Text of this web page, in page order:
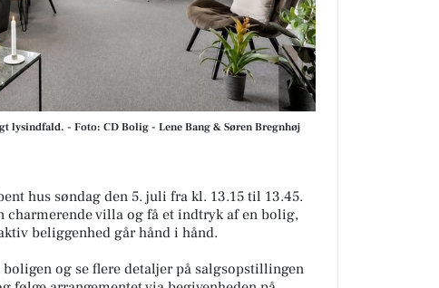
lysindfald. - Foto: CD Bolig - Lene Bang & Søren Bregnhøj
hus søndag den 5. juli fra kl. 13.15 til 13.45.
charmerende villa og få et indtryk af en bolig,
beliggenhed går hånd i hånd.
og se flere detaljer på salgsopstillingen